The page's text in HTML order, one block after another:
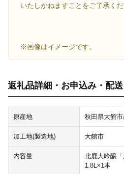
いたしかねますことをご了承くだ
※画像はイメージです。
返礼品詳細・お申込み・配送
原産地 秋田県大館市
加工地(製造地) 大館市
内容量
北鹿大吟醸「
1.8L×1本